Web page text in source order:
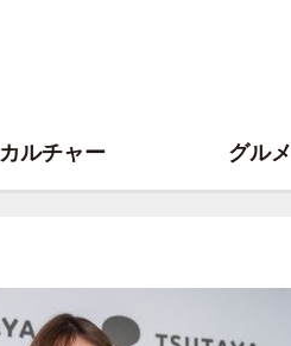
カルチャー グルメ